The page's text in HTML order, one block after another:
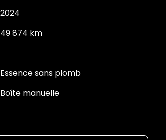
2024
49 874 km
Essence sans plomb
Boîte manuelle